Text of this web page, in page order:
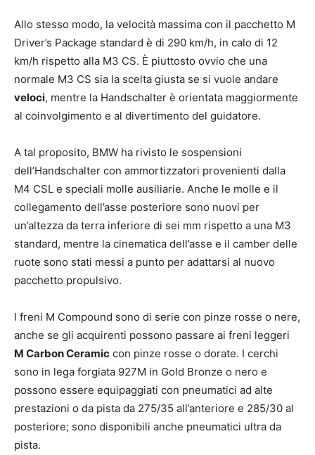
Allo stesso modo, la velocità massima con il pacchetto M
Driver’s Package standard è di 290 km/h, in calo di 12
km/h rispetto alla M3 CS. È piuttosto ovvio che una
normale M3 CS sia la scelta giusta se si vuole andare
veloci, mentre la Handschalter è orientata maggiormente
al coinvolgimento e al divertimento del guidatore.
A tal proposito, BMW ha rivisto le sospensioni
dell’Handschalter con ammortizzatori provenienti dalla
M4 CSL e speciali molle ausiliarie. Anche le molle e il
collegamento dell’asse posteriore sono nuovi per
un’altezza da terra inferiore di sei mm rispetto a una M3
standard, mentre la cinematica dell’asse e il camber delle
ruote sono stati messi a punto per adattarsi al nuovo
pacchetto propulsivo.
I freni M Compound sono di serie con pinze rosse o nere,
anche se gli acquirenti possono passare ai freni leggeri
M Carbon Ceramic con pinze rosse o dorate. I cerchi
sono in lega forgiata 927M in Gold Bronze o nero e
possono essere equipaggiati con pneumatici ad alte
prestazioni o da pista da 275/35 all’anteriore e 285/30 al
posteriore; sono disponibili anche pneumatici ultra da
pista.